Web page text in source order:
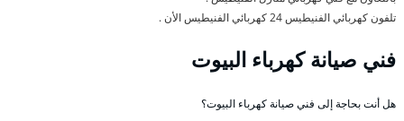
تلفون كهربائي الفنيطيس 24 كهربائي الفنيطيس الأن .
فني صيانة كهرباء البيوت
هل أنت بحاجة إلى فني صيانة كهرباء البيوت؟